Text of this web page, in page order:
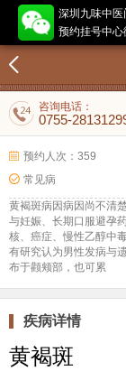
深圳九味中医
预约挂号中心
咨询电话：
0755-
预约人次：359
常见病
黄褐斑病因病因尚不清
与妊娠、长期口服避孕
核、癌症、慢性乙醇中
有研究认为男性发病与
布于颧颊部，也可累
疾病详情
黄褐斑